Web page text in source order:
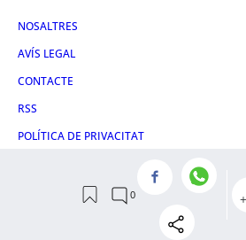
NOSALTRES
AVÍS LEGAL
CONTACTE
RSS
POLÍTICA DE PRIVACITAT
EMPRESES CATALANES